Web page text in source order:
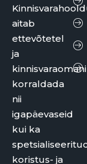
aitab
ettevõtetel
ja
korraldada
nii
igapäevaseid
kui ka
koristus- ja